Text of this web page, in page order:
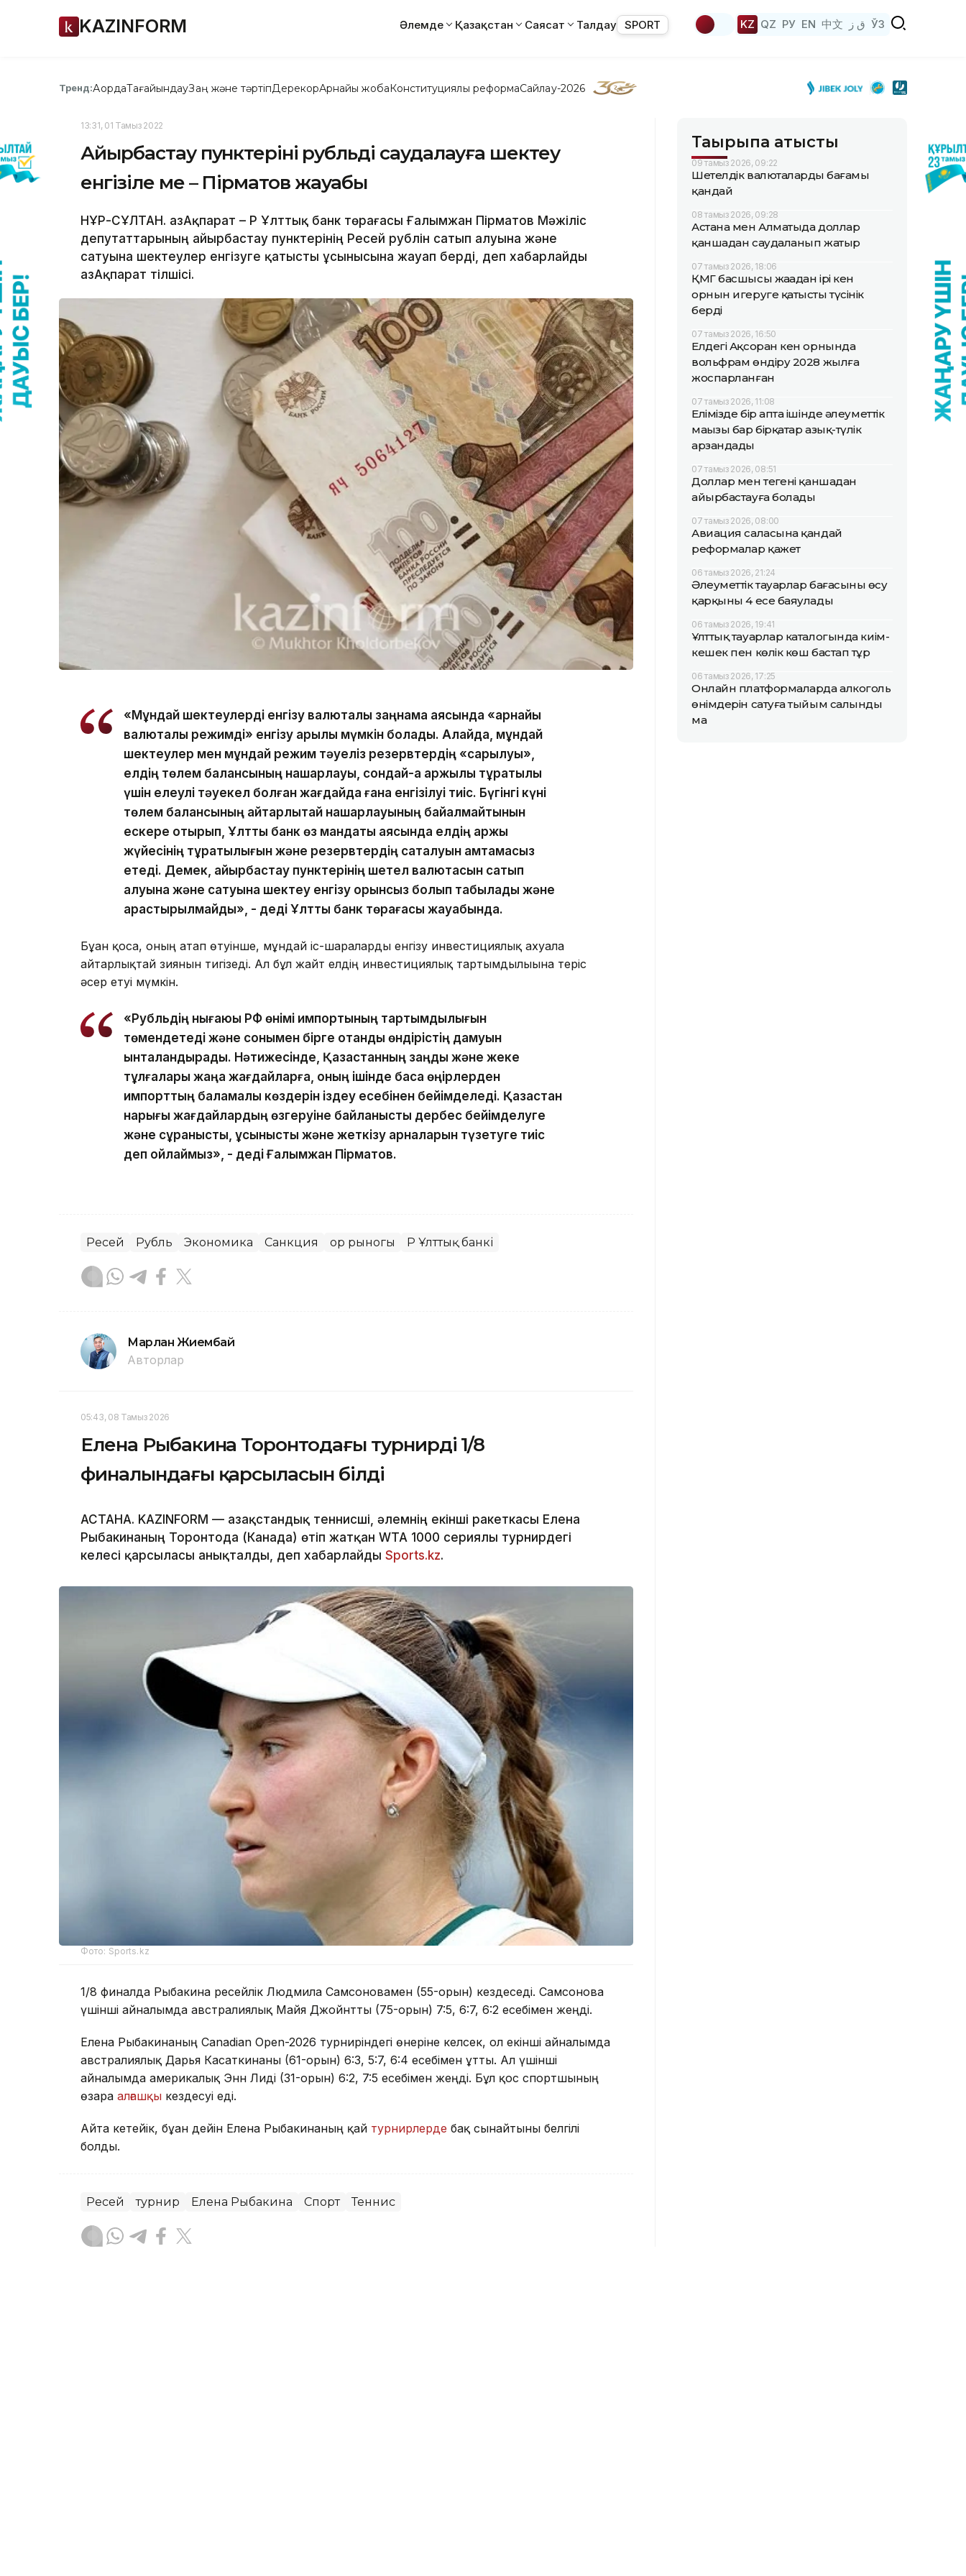
KAZINFORM Әлемде Қазақстан Саясат Талдау SPORT KZ QZ РУ EN 中文 ق ز ЎЗ
Тренд:АқордаТағайындауЗаң және тәртіпДерекқорАрнайы жобаКонституциялық реформаСайлау-2026
13:31, 01 Тамыз 2022
Айырбастау пунктерінің рубльді саудалауға шектеу
енгізіле ме – Пірматов жауабы
НҰР-СҰЛТАН. ҚазАқпарат – ҚР Ұлттық банк төрағасы Ғалымжан Пірматов Мәжіліс
депутаттарының айырбастау пунктерінің Ресей рублін сатып алуына және
сатуына шектеулер енгізуге қатысты ұсынысына жауап берді, деп хабарлайды
ҚазАқпарат тілшісі.
«Мұндай шектеулерді енгізу валюталық заңнама аясында «арнайы
валюталық режимді» енгізу арқылы мүмкін болады. Алайда, мұндай
шектеулер мен мұндай режим тәуеліз резервтердің «сарқылуы»,
елдің төлем балансының нашарлауы, сондай-ақ қаржылық тұрақтылық
үшін елеулі тәуекел болған жағдайда ғана енгізілуі тиіс. Бүгінгі күні
төлем балансының айтарлықтай нашарлауының байқалмайтынын
ескере отырып, Ұлттық банк өз мандаты аясында елдің қаржы
жүйесінің тұрақтылығын және резервтердің сақталуын қамтамасыз
етеді. Демек, айырбастау пунктерінің шетел валютасын сатып
алуына және сатуына шектеу енгізу орынсыз болып табылады және
қарастырылмайды», - деді Ұлттық банк төрағасы жауабында.
Бұған қоса, оның атап өтуінше, мұндай іс-шараларды енгізу инвестициялық ахуалға
айтарлықтай зиянын тигізеді. Ал бұл жайт елдің инвестициялық тартымдылығына теріс
әсер етуі мүмкін.
«Рубльдің нығаюы РФ өнімі импортының тартымдылығын
төмендетеді және сонымен бірге отандық өндірістің дамуын
ынталандырады. Нәтижесінде, Қазақстанның заңды және жеке
тұлғалары жаңа жағдайларға, оның ішінде басқа өңірлерден
импорттың баламалы көздерін іздеу есебінен бейімделеді. Қазақстан
нарығы жағдайлардың өзгеруіне байланысты дербес бейімделуге
және сұранысты, ұсынысты және жеткізу арналарын түзетуге тиіс
деп ойлаймыз», - деді Ғалымжан Пірматов.
Ресей Рубль Экономика Санкция Қор рыногы ҚР Ұлттық банкі
Марлан Жиембай
Авторлар
05:43, 08 Тамыз 2026
Елена Рыбакина Торонтодағы турнирдің 1/8
финалындағы қарсыласын білді
АСТАНА. KAZINFORM — Қазақстандық теннисші, әлемнің екінші ракеткасы Елена
Рыбакинаның Торонтода (Канада) өтіп жатқан WTA 1000 сериялы турнирдегі
келесі қарсыласы анықталды, деп хабарлайды Sports.kz.
Фото: Sports.kz
1/8 финалда Рыбакина ресейлік Людмила Самсоновамен (55-орын) кездеседі. Самсонова
үшінші айналымда австралиялық Майя Джойнтты (75-орын) 7:5, 6:7, 6:2 есебімен жеңді.
Елена Рыбакинаның Canadian Open-2026 турниріндегі өнеріне келсек, ол екінші айналымда
австралиялық Дарья Касаткинаны (61-орын) 6:3, 5:7, 6:4 есебімен ұтты. Ал үшінші
айналымда америкалық Энн Лиді (31-орын) 6:2, 7:5 есебімен жеңді. Бұл қос спортшының
өзара алғашқы кездесуі еді.
Айта кетейік, бұған дейін Елена Рыбакинаның қай турнирлерде бақ сынайтыны белгілі
болды.
Ресей турнир Елена Рыбакина Спорт Теннис
Тақырыпқа қатысты
09 тамыз 2026, 09:22
Шетелдік валюталардың бағамы
қандай
08 тамыз 2026, 09:28
Астана мен Алматыда доллар
қаншадан саудаланып жатыр
07 тамыз 2026, 18:06
ҚМГ басшысы жаңадан ірі кен
орнын игеруге қатысты түсінік
берді
07 тамыз 2026, 16:50
Елдегі Ақсоран кен орнында
вольфрам өндіру 2028 жылға
жоспарланған
07 тамыз 2026, 11:08
Елімізде бір апта ішінде әлеуметтік
маңызы бар бірқатар азық-түлік
арзандады
07 тамыз 2026, 08:51
Доллар мен теңгені қаншадан
айырбастауға болады
07 тамыз 2026, 08:00
Авиация саласына қандай
реформалар қажет
06 тамыз 2026, 21:24
Әлеуметтік тауарлар бағасының өсу
қарқыны 4 есе баяулады
06 тамыз 2026, 19:41
Ұлттық тауарлар каталогында киім-
кешек пен көлік көш бастап тұр
06 тамыз 2026, 17:25
Онлайн платформаларда алкоголь
өнімдерін сатуға тыйым салынды
ма